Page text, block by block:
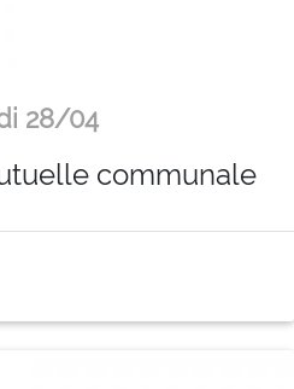
28/04
communale